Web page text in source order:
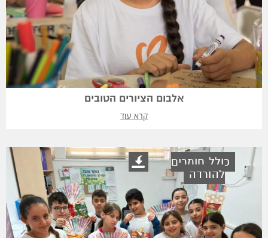
אלבום הציורים הטובים
קרא עוד
כולל חומרים
להורדה